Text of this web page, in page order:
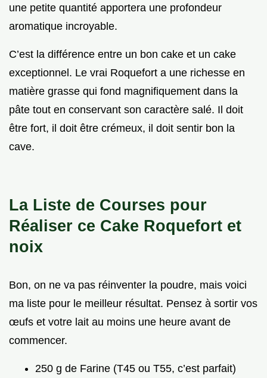
une petite quantité apportera une profondeur
aromatique incroyable.
C’est la différence entre un bon cake et un cake
exceptionnel. Le vrai Roquefort a une richesse en
matière grasse qui fond magnifiquement dans la
pâte tout en conservant son caractère salé. Il doit
être fort, il doit être crémeux, il doit sentir bon la
cave.
La Liste de Courses pour
Réaliser ce Cake Roquefort et
noix
Bon, on ne va pas réinventer la poudre, mais voici
ma liste pour le meilleur résultat. Pensez à sortir vos
œufs et votre lait au moins une heure avant de
commencer.
250 g de Farine (T45 ou T55, c’est parfait)